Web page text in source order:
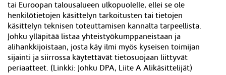
tai Euroopan talousalueen ulkopuolelle, ellei se ole
henkilötietojen käsittelyn tarkoitusten tai tietojen
käsittelyn teknisen toteuttamisen kannalta tarpeellista.
Johku ylläpitää listaa yhteistyökumppaneistaan ja
alihankkijoistaan, josta käy ilmi myös kyseisen toimijan
sijainti ja siirrossa käytettävät tietosuojaan liittyvät
periaatteet. (Linkki: Johku DPA, Liite A Alikäsittelijät)